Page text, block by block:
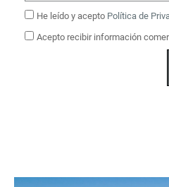
He leído y acepto Política de
Acepto recibir información